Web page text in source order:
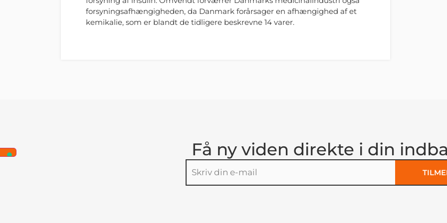
forsyningsafhængigheden, da Danmark forårsager en afhængighed af et
kemikalie, som er blandt de tidligere beskrevne 14 varer.
Få ny viden direkte i din